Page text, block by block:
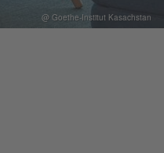
@ Goethe-Institut Kasachstan